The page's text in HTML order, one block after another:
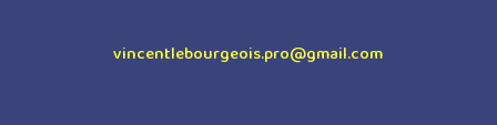
vincentlebourgeois.pro@gmail.com